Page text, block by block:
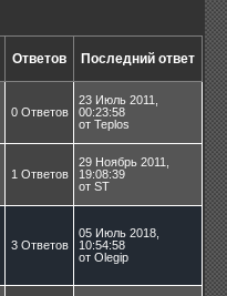
Ответов Последний ответ
0 Ответов
23 Июль 2011,
00:23:58
от Teplos
1 Ответов
29 Ноябрь 2011,
19:08:39
от ST
3 Ответов
05 Июль 2018,
10:54:58
от Olegip